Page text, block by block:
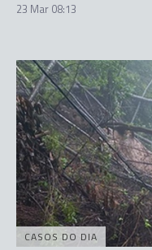
23 Mar 08:13
CASOS DO DIA